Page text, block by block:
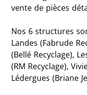
vente de pièces
Nos 6 structures
Landes (Fabrude
(Bellé Recyclage),
(RM Recyclage),
Lédergues (Briane